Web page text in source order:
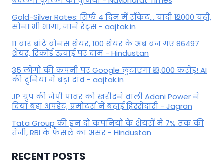
Gold-Silver Rates: सिर्फ 4 दिन में रॉकेट... चांदी ₹12000 चढ़ी,
सोना भी भागा, जानें रेट्स - aajtak.in
11 बार बांटे बोनस शेयर, 100 शेयर के अब बन गए 86497
शेयर, रिकॉर्ड ऊंचाई पर दाम - Hindustan
35 लोगों की कंपनी पर Google लुटाएगा ₹13,000 करोड़! AI
की दुनिया में बड़ा दांव - aajtak.in
JP ग्रुप की जेपी पावर को खरीदने वाली Adani Power ने
दिया बड़ा अपडेट, प्रमोटर्स ने बढ़ाई हिस्सेदारी - Jagran
Tata Group की इन दो कंपनियों के शेयरों में 7% तक की
तेजी, RBI के फैसले का असर - Hindustan
RECENT POSTS